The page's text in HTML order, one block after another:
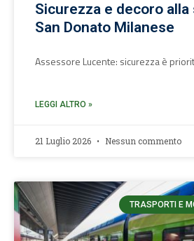
Sicurezza e decoro alla
San Donato Milanese
Assessore Lucente: sicurezza è
LEGGI ALTRO »
21 Luglio 2026 Nessun commento
TRASPORTI E